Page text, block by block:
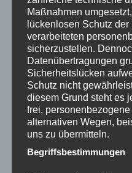
und dem Gast war am Ende
dass man das knappe
können. Schiedsrichter
souveräne Spielleitung, die
sicherlich ebenfalls
stets zur Vernunft und
nahtlos in einen sehr
fairen und positiven
Wie von unseren vielen
Maßnahmen
lückenlosen Schutz
verarbeiteten
sicherzustellen.
Datenübertragungen
Sicherheitslücken
Schutz nicht
diesem Grund steht es
frei,
alternativen Wegen,
uns zu übermitteln.
Begriffsbestimmungen